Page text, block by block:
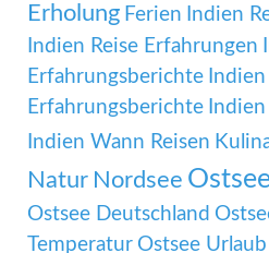
Erholung Ferien Indien
Indien Reise Erfahrungen
Erfahrungsberichte
Erfahrungsberichte
Indien Wann Reisen
Natur Nordsee
Ostsee Deutschland
Temperatur Ostsee Urlaub